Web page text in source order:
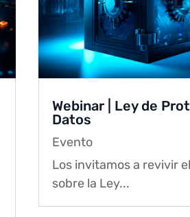
Webinar | Ley de
Datos
Evento
Los invitamos a revivir
sobre la Ley...